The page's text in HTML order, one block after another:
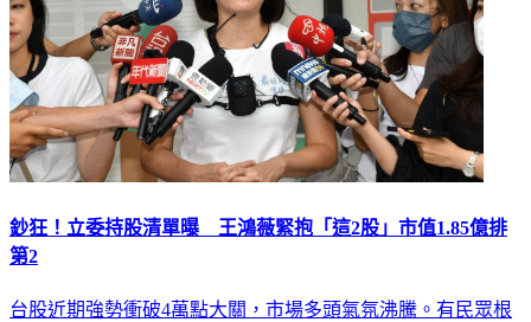
鈔狂！立委持股清單曝 王鴻薇緊抱「這2股」市值1.85億排
第2
台股近期強勢衝破4萬點大關，市場多頭氣氛沸騰。有民眾根